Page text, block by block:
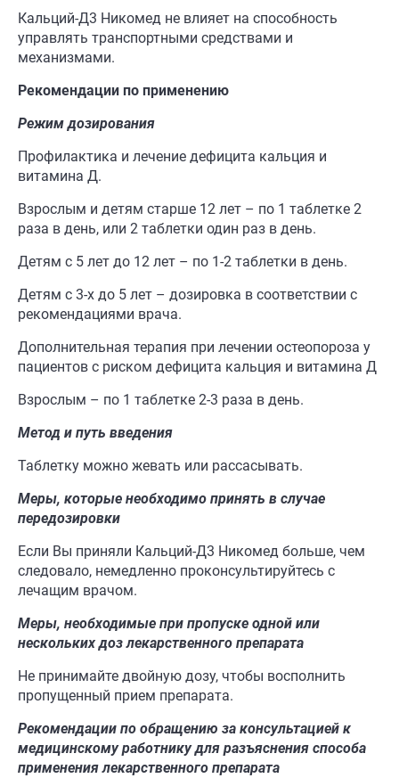
Кальций-Д3 Никомед не влияет на способность
управлять транспортными средствами и
механизмами.
Рекомендации по применению
Режим дозирования
Профилактика и лечение дефицита кальция и
витамина Д.
Взрослым и детям старше 12 лет – по 1 таблетке 2
раза в день, или 2 таблетки один раз в день.
Детям с 5 лет до 12 лет – по 1-2 таблетки в день.
Детям с 3-х до 5 лет – дозировка в соответствии с
рекомендациями врача.
Дополнительная терапия при лечении остеопороза у
пациентов с риском дефицита кальция и витамина Д
Взрослым – по 1 таблетке 2-3 раза в день.
Метод и путь введения
Таблетку можно жевать или рассасывать.
Меры, которые необходимо принять в случае
передозировки
Если Вы приняли Кальций-Д3 Никомед больше, чем
следовало, немедленно проконсультируйтесь с
лечащим врачом.
Меры, необходимые при пропуске одной или
нескольких доз лекарственного препарата
Не принимайте двойную дозу, чтобы восполнить
пропущенный прием препарата.
Рекомендации по обращению за консультацией к
медицинскому работнику для разъяснения способа
применения лекарственного препарата